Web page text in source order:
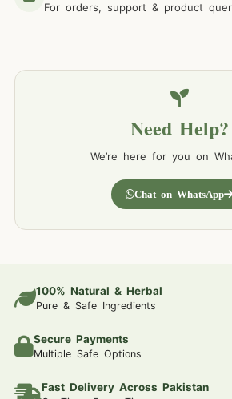
For orders, support & product
Need Help?
We’re here for you on
Chat on WhatsApp
100% Natural & Herbal
Pure & Safe Ingredients
Secure Payments
Multiple Safe Options
Fast Delivery Across Pakistan